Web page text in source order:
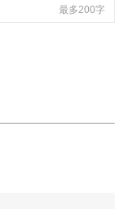
最多200字